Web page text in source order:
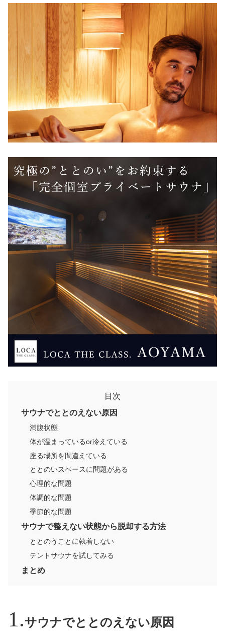
目次
サウナでととのえない原因
満腹状態
体が温まっているor冷えている
座る場所を間違えている
ととのいスペースに問題がある
心理的な問題
体調的な問題
季節的な問題
サウナで整えない状態から脱却する方法
ととのうことに執着しない
テントサウナを試してみる
まとめ
サウナでととのえない原因